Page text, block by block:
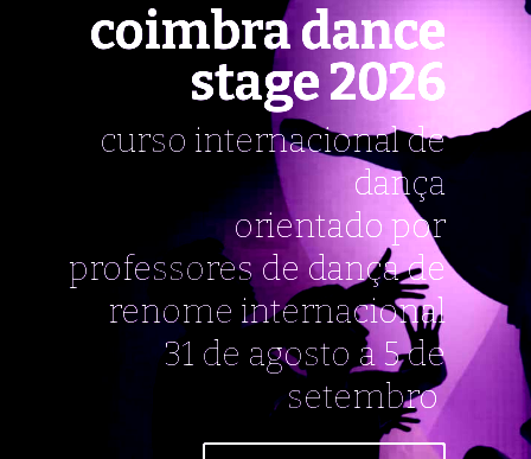
coimbra dance
stage 2026
curso internacional de
dança
orientado por
professores de dança de
renome internacional
31 de agosto a 5 de
setembro